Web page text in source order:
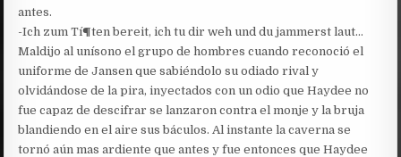
antes.
-Ich zum Tí¶ten bereit, ich tu dir weh und du jammerst laut…
Maldijo al unísono el grupo de hombres cuando reconoció el
uniforme de Jansen que sabiéndolo su odiado rival y
olvidándose de la pira, inyectados con un odio que Haydee no
fue capaz de descifrar se lanzaron contra el monje y la bruja
blandiendo en el aire sus báculos. Al instante la caverna se
tornó aún mas ardiente que antes y fue entonces que Haydee